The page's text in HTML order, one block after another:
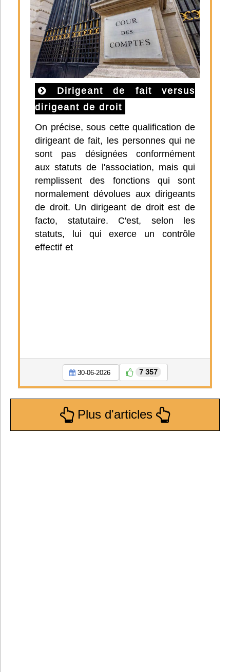
Dirigeant de fait versus
dirigeant de droit
On précise, sous cette qualification de
dirigeant de fait, les personnes qui ne
sont pas désignées conformément
aux statuts de l'association, mais qui
remplissent des fonctions qui sont
normalement dévolues aux dirigeants
de droit. Un dirigeant de droit est de
facto, statutaire. C'est, selon les
statuts, lui qui exerce un contrôle
effectif et
30-06-2026 7 357
Plus d'articles